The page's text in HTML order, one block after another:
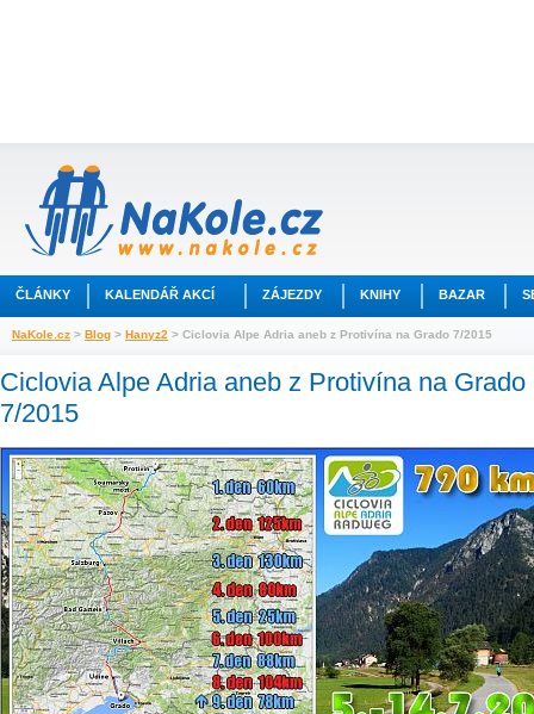
ČLÁNKY KALENDÁŘ AKCÍ ZÁJEZDY KNIHY BAZAR
NaKole.cz > Blog > Hanyz2 > Ciclovia Alpe Adria aneb z Protivína na Grado 7/2015
Ciclovia Alpe Adria aneb z Protivína na Grado
7/2015